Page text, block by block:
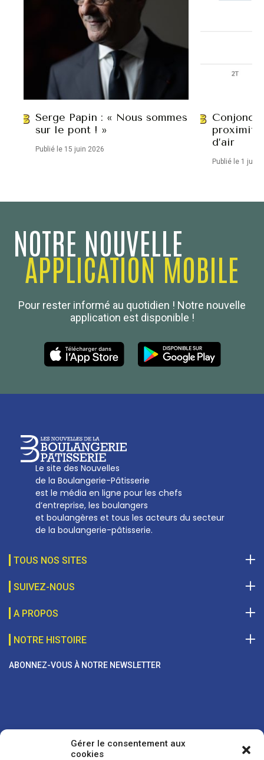
Gérer le consentement aux
cookies
Serge Papin : « Nous sommes
sur le pont ! »
Publié le 15 juin 2026
proximité
d’air
Publié le 1 juin
NOTRE NOUVELLE
APPLICATION MOBILE
Pour rester informé au quotidien ! Notre nouvelle
application est disponible !
Le site des Nouvelles
de la Boulangerie-Pâtisserie
est le média en ligne pour les chefs
d’entreprise, les boulangers
et boulangères et tous les acteurs du secteur
de la boulangerie-pâtisserie.
TOUS NOS SITES
Boulanger de France
SUIVEZ-NOUS
A PROPOS
Les Nouvelles de la Boulangerie-Pâtisserie Française
27, av d’Eylau - 75782 Paris Cédex 16
01 53 70 16 25
NOTRE HISTOIRE
ABONNEZ-VOUS À NOTRE NEWSLETTER